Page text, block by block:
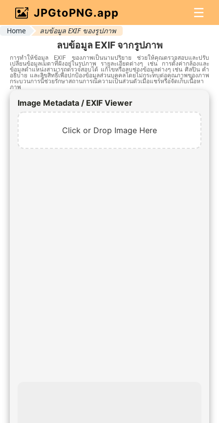
JPGtoPNG.app ☰
Home ลบข้อมูล EXIF ของรูปภาพ
ลบข้อมูล EXIF จากรูปภาพ
การทำให้ข้อมูล EXIF ของภาพเป็นนามปริยาย ช่วยให้คุณตรวจสอบและปรับ
เปลี่ยนข้อมูลเมตาที่ฝังอยู่ในรูปภาพ รายละเอียดต่างๆ เช่น การตั้งค่ากล้องและ
ข้อมูลตำแหน่งสามารถตรวจสอบได้ แก้ไขหรือลบช่องข้อมูลต่างๆ เช่น ศิลปิน คำ
อธิบาย และลิขสิทธิ์เพื่อปกป้องข้อมูลส่วนบุคคลโดยไม่กระทบต่อคุณภาพของภาพ
กระบวนการนี้ช่วยรักษาสถานการณ์ความเป็นส่วนตัวเมื่อแชร์หรือจัดเก็บเนื้อหา
ภาพ
Image Metadata / EXIF Viewer
Click or Drop Image Here